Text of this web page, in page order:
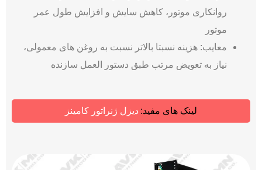
روانکاری موتور، کاهش سایش و افزایش طول عمر
موتور
معایب: هزینه نسبتا بالاتر نسبت به روغن ‌های معمولی،
نیاز به تعویض مرتب طبق دستور العمل سازنده
لینک های مفید: دیزل ژنراتور کامینز